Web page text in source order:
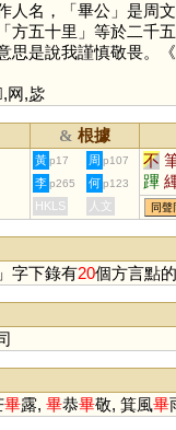
名，「畢公」是周文
方五十里」等於二千
思是說我謹慎敬畏。
,网,毖
& 根據
黃 p17 周 p107 不
蹕
彃
李 p265 何 p123
HKLS 人文 同聲
字下錄有20個方言點
畢露, 畢恭畢敬, 箕風畢